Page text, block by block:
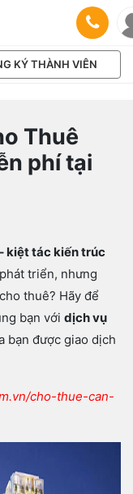
KÝ THÀNH VIÊN
Thuê
phí tại
kiệt tác kiến trúc
phát triển, nhưng
thuê? Hãy để
bạn với dịch vụ
bạn được giao dịch
cho-thue-can-